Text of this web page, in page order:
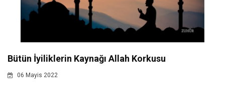
Bütün İyiliklerin Kaynağı Allah Korkusu
06 Mayis 2022